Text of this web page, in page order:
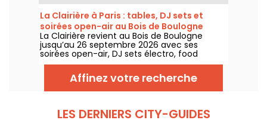
La Clairière à Paris : tables, DJ sets et
soirées open-air au Bois de Boulogne
La Clairière revient au Bois de Boulogne
jusqu’au 26 septembre 2026 avec ses
soirées open-air, DJ sets électro, food
trucks, zone chill et tables à réserver. Installé
au Domaine de Longchamp, ce club en plein
air parisien accueille le public les vendredis
et samedis soir, avec plusieurs temps forts
Affinez votre recherche
LES DERNIERS CITY-GUIDES